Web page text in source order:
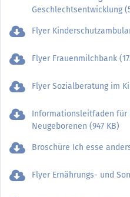
Geschlechtsentwicklung
Flyer
Flyer Frauenmilchbank
Flyer Sozialberatung im
Informationsleitfaden für
Neugeborenen (947 KB)
Broschüre Ich esse
Flyer Ernährungs- und